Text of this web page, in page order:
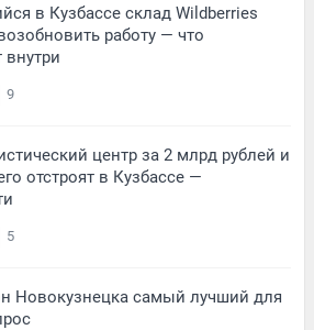
в Кузбассе склад Wildberries
работу — что
внутри
9
центр за 2 млрд рублей и
отстроят в Кузбассе —
5
Новокузнецка самый лучший для